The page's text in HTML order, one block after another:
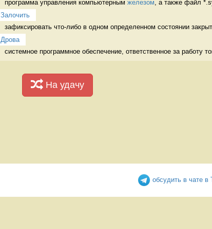
программа управления компьютерным железом , а также файл
Залочить
зафиксировать что-либо в одном определенном состоянии
Дрова
системное программное обеспечение, ответственное за работу
На удачу
обсудить в чате в